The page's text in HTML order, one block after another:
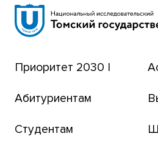
Сибирский ботанический
Томский региональный
Транссибирский научный
Приоритет 2030 |
Абитуриентам
Студентам